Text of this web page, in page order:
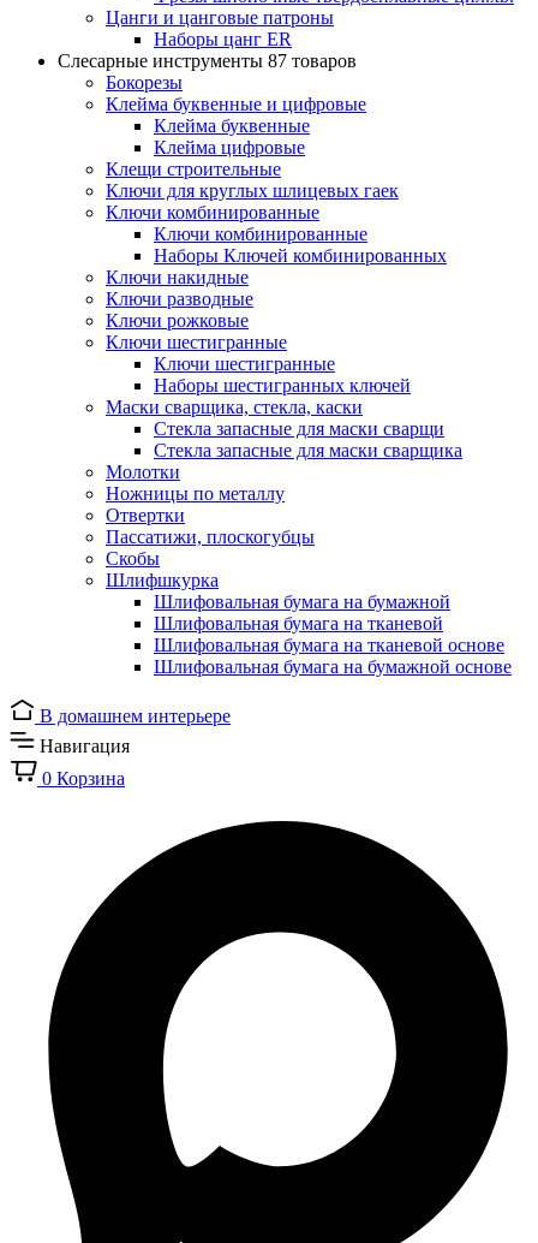
Цанги и цанговые патроны
Наборы цанг ER
Слесарные инструменты 87 товаров
Бокорезы
Клейма буквенные и цифровые
Клейма буквенные
Клейма цифровые
Клещи строительные
Ключи для круглых шлицевых гаек
Ключи комбинированные
Ключи комбинированные
Наборы Ключей комбинированных
Ключи накидные
Ключи разводные
Ключи рожковые
Ключи шестигранные
Ключи шестигранные
Наборы шестигранных ключей
Маски сварщика, стекла, каски
Стекла запасные для маски сварщи
Стекла запасные для маски сварщика
Молотки
Ножницы по металлу
Отвертки
Пассатижи, плоскогубцы
Скобы
Шлифшкурка
Шлифовальная бумага на бумажной
Шлифовальная бумага на тканевой
Шлифовальная бумага на тканевой основе
Шлифовальная бумага на бумажной основе
В домашнем интерьере
Навигация
0 Корзина